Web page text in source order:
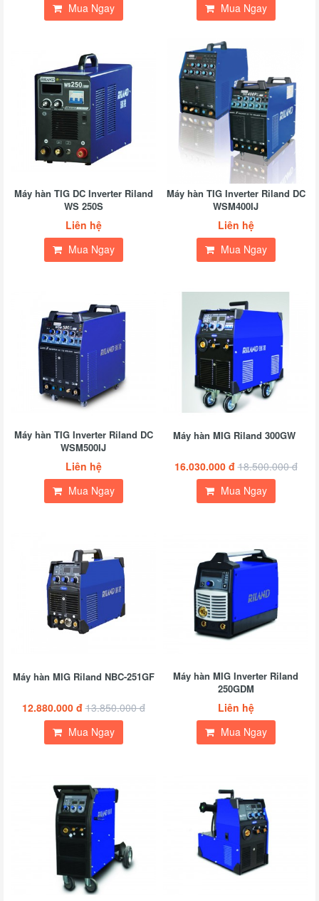
Mua Ngay Mua Ngay
Máy hàn TIG DC Inverter Riland
WS 250S
Liên hệ
Mua Ngay
Máy hàn TIG Inverter Riland DC
WSM400IJ
Liên hệ
Mua Ngay
Máy hàn TIG Inverter Riland DC
WSM500IJ
Liên hệ
Mua Ngay
Máy hàn MIG Riland 300GW
16.030.000 đ 18.500.000 đ
Mua Ngay
Máy hàn MIG Riland NBC-251GF
12.880.000 đ 13.850.000 đ
Mua Ngay
Máy hàn MIG Inverter Riland
250GDM
Liên hệ
Mua Ngay